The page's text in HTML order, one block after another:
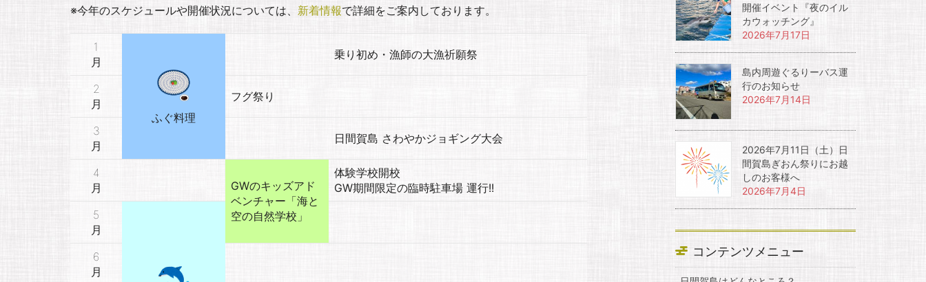
※今年のスケジュールや開催状況については、 新着情報で詳細をご案内しております。
1
月
ふぐ料理
乗り初め・漁師の大漁祈願祭
2
月
フグ祭り
3
月
日間賀島 さわやかジョギング大会
4
月
GWのキッズアド
ベンチャー「海と
空の自然学校」
体験学校開校
GW期間限定の臨時駐車場 運行!!
5
月
6
月
開催イベント『夜のイル
カウォッチング』
2026年7月17日
島内周遊ぐるりーバス運
行のお知らせ
2026年7月14日
2026年7月11日（土）日
間賀島ぎおん祭りにお越
しのお客様へ
2026年7月4日
コンテンツメニュー